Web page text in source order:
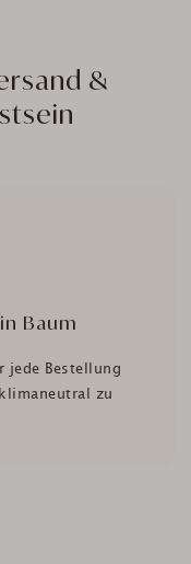
&
Baum
jede Bestellung
zu